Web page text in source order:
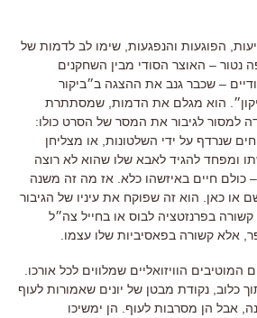
הפוגעות והנפגעות שימו לב לדמות של
נטור – האוצר הסודי מבין השחקנים
– שכבר גנב את ההצגה ב״ביקור
הוא מגלם את הדמות שמסתתרת
למסור לגיבור את המסר של הסרט כולו:
שנרדף על ידי השלטונות או מצליחן
ומפחד להגיד לאבא שלו שהוא לא רוצה
– כולם חיים באיזשהו כלא אז מה זה משנה
או כאן
הוא זה שפוקח את עיניו של הגיבור
בפרנזטציה לבוס או בחייל צה״ל
אלא קשורה בפאסיביות שלו עצמו
המוטיבים הוויזואליים שמלווים לכל אורכו
כלוב נקודת מבטן של יונים שאמורות לעוף
אבל הן מסרבות לעוף הן ימשיכו